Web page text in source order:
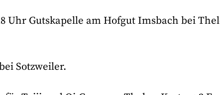
Uhr Gutskapelle am Hofgut Imsbach bei
Sotzweiler.